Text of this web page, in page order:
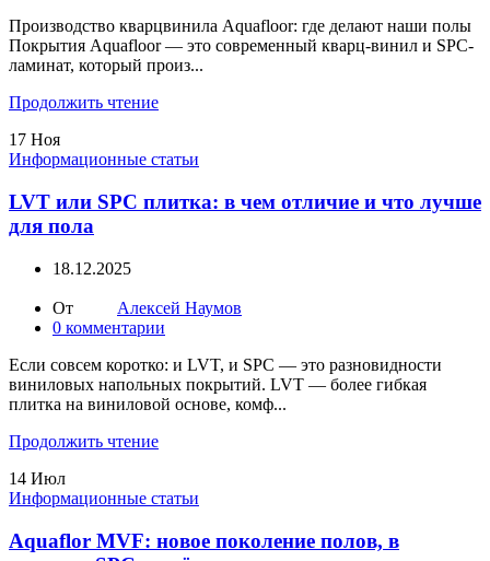
Производство кварцвинила Aquafloor: где делают наши полы
Покрытия Aquafloor — это современный кварц-винил и SPC-
ламинат, который произ...
Продолжить чтение
17 Ноя
Информационные статьи
LVT или SPC плитка: в чем отличие и что лучше
для пола
18.12.2025
От
Алексей Наумов
0 комментарии
Если совсем коротко: и LVT, и SPC — это разновидности
виниловых напольных покрытий. LVT — более гибкая
плитка на виниловой основе, комф...
Продолжить чтение
14 Июл
Информационные статьи
Aquaflor MVF: новое поколение полов, в